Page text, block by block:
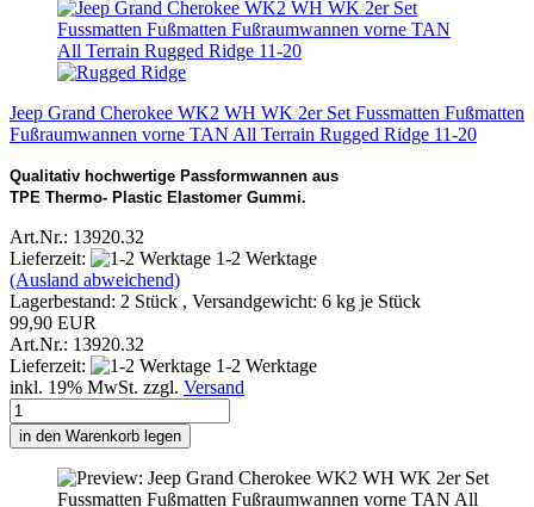
Jeep Grand Cherokee WK2 WH WK 2er Set Fussmatten Fußmatten
Fußraumwannen vorne TAN All Terrain Rugged Ridge 11-20
Qualitativ hochwertige Passformwannen aus
TPE Thermo- Plastic Elastomer Gummi.
Art.Nr.: 13920.32
Lieferzeit:
1-2 Werktage
(Ausland abweichend)
Lagerbestand: 2 Stück , Versandgewicht: 6 kg je Stück
99,90 EUR
Art.Nr.: 13920.32
Lieferzeit:
1-2 Werktage
inkl. 19% MwSt. zzgl. Versand
in den Warenkorb legen